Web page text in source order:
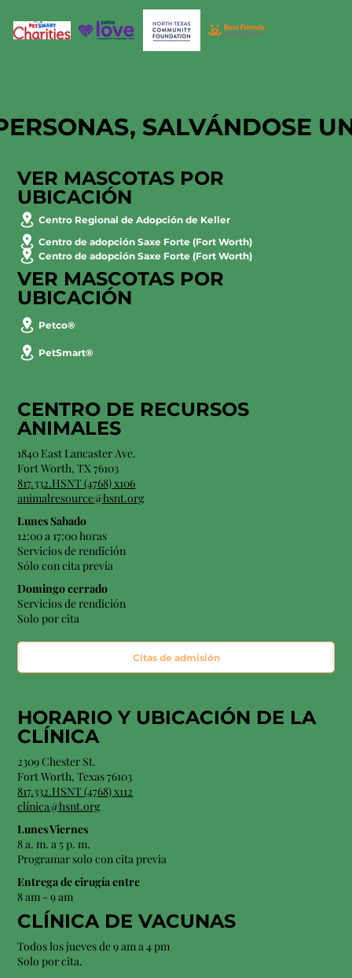
SALVÁNDOSE
VER MASCOTAS POR
UBICACIÓN
Centro Regional de Adopción de Keller
Centro de adopción Saxe Forte (Fort Worth)
Centro de adopción Saxe Forte (Fort Worth)
VER MASCOTAS POR
UBICACIÓN
Petco®
PetSmart®
CENTRO DE RECURSOS
ANIMALES
1840 East Lancaster Ave.
Fort Worth, TX 76103
817.332.HSNT (4768) x106
animalresource@hsnt.org
Lunes Sabado
12:00 a 17:00 horas
Servicios de rendición
Sólo con cita previa
Domingo cerrado
Servicios de rendición
Solo por cita
Citas de admisión
HORARIO Y UBICACIÓN DE LA
CLÍNICA
2309 Chester St.
Fort Worth, Texas 76103
817.332.HSNT (4768) x112
clínica@hsnt.org
Lunes Viernes
8 a. m. a 5 p. m.
Programar solo con cita previa
Entrega de cirugía entre
8 am - 9 am
CLÍNICA DE VACUNAS
Todos los jueves de 9 am a 4 pm
Solo por cita.